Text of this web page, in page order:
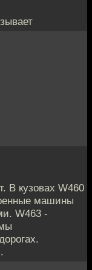
В кузовах W460
машины
W463 -